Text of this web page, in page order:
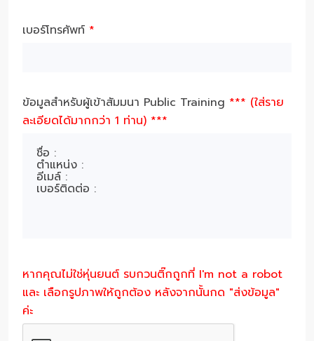
เบอร์โทรศัพท์ *
ข้อมูลสำหรับผู้เข้าสัมมนา Public Training *** (ใส่ราย
ละเอียดได้มากกว่า 1 ท่าน) ***
หากคุณไม่ใช่หุ่นยนต์ รบกวนติ๊กถูกที่ I'm not a robot
และ เลือกรูปภาพให้ถูกต้อง หลังจากนั้นกด "ส่งข้อมูล"
ค่ะ